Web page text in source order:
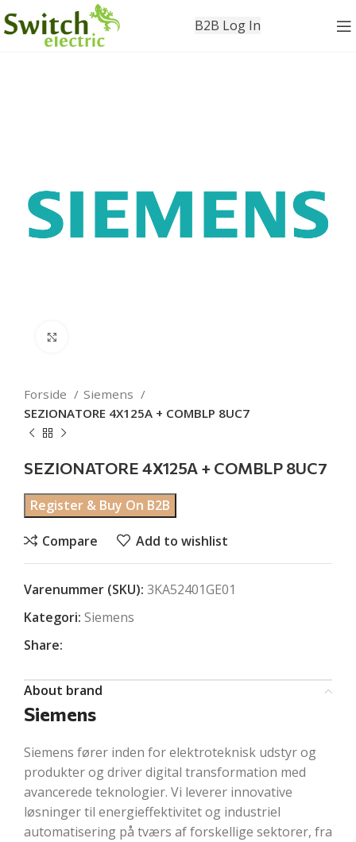
B2B Log In
Forside
Siemens
SEZIONATORE 4X125A + COMBLP 8UC7
SEZIONATORE 4X125A + COMBLP 8UC7
Register & Buy On B2B
Compare Add to wishlist
Varenummer (SKU): 3KA52401GE01
Kategori: Siemens
Share:
About brand
Siemens
Siemens fører inden for elektroteknisk udstyr og
produkter og driver digital transformation med
avancerede teknologier. Vi leverer innovative
løsninger til energieffektivitet og industriel
automatisering på tværs af forskellige sektorer, fra